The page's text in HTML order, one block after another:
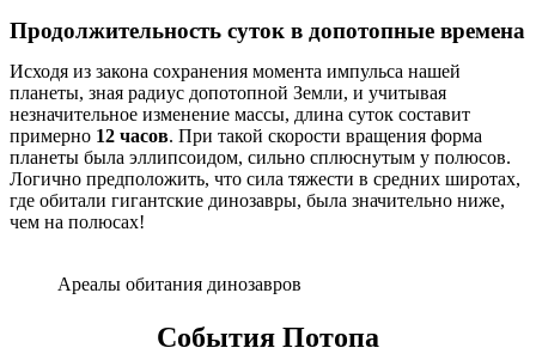
Продолжительность суток в допотопные времена
Исходя из закона сохранения момента импульса нашей
планеты, зная радиус допотопной Земли, и учитывая
незначительное изменение массы, длина суток составит
примерно 12 часов. При такой скорости вращения форма
планеты была эллипсоидом, сильно сплюснутым у полюсов.
Логично предположить, что сила тяжести в средних широтах,
где обитали гигантские динозавры, была значительно ниже,
чем на полюсах!
Ареалы обитания динозавров
События Потопа